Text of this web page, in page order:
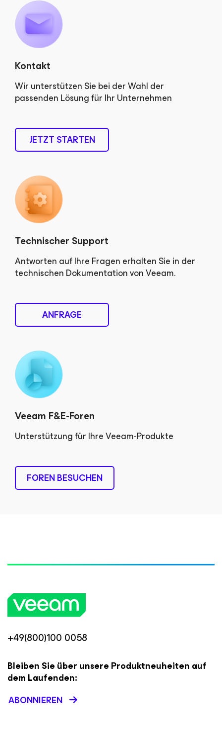
Kontakt
Wir unterstützen Sie bei der Wahl der
passenden Lösung für Ihr Unternehmen
JETZT STARTEN
Technischer Support
Antworten auf Ihre Fragen erhalten Sie in der
technischen Dokumentation von Veeam.
ANFRAGE
Veeam F&E-Foren
Unterstützung für Ihre Veeam-Produkte
FOREN BESUCHEN
+49(800)100 0058
Bleiben Sie über unsere Produktneuheiten auf
dem Laufenden:
ABONNIEREN